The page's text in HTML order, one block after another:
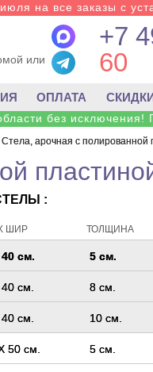
на все заказы с
или
+7
60
ОПЛАТА
без исключения!
Стела, арочная с полированной
:
ШИР ТОЛЩИНА
см. 5 см.
см. 8 см.
см. 10 см.
50 см. 5 см.